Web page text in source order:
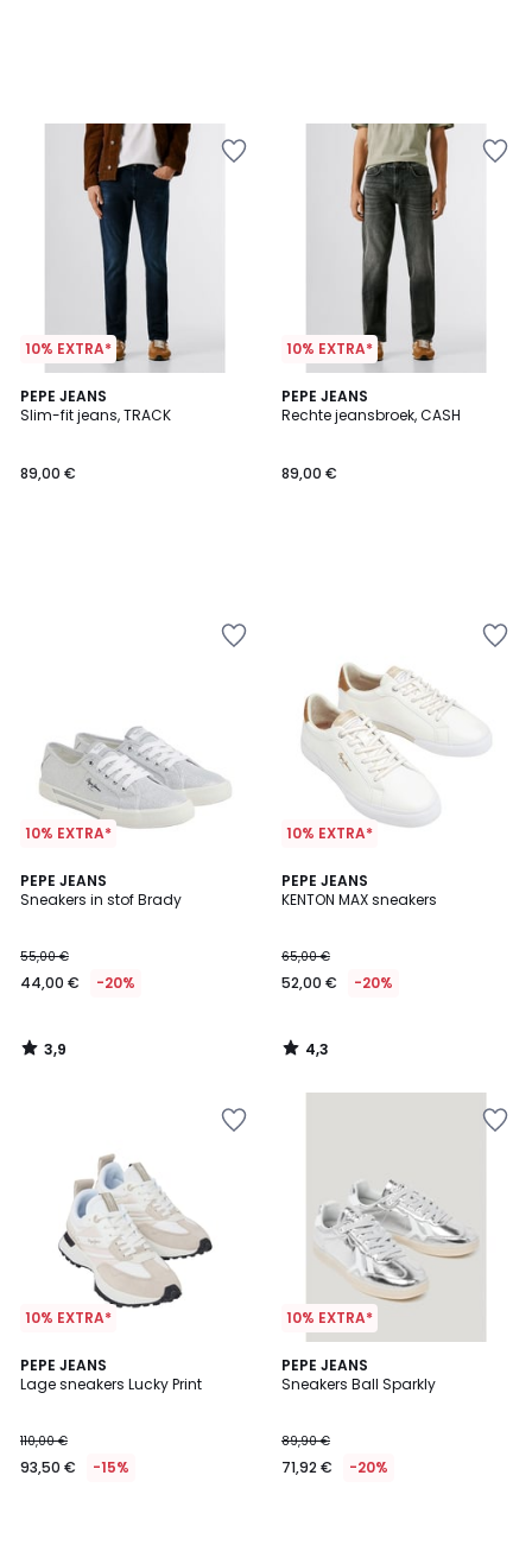
10% EXTRA*
PEPE JEANS
Slim-fit jeans, TRACK
89,00 €
10% EXTRA*
PEPE JEANS
Rechte jeansbroek, CASH
89,00 €
10% EXTRA*
PEPE JEANS
Sneakers in stof Brady
55,00 €
44,00 € -20%
3,9
/ 5
3,9
/
10% EXTRA*
PEPE JEANS
KENTON MAX sneakers
65,00 €
52,00 € -20%
4,3
/ 5
4,3
/
10% EXTRA*
PEPE JEANS
Lage sneakers Lucky Print
110,00 €
93,50 € -15%
10% EXTRA*
PEPE JEANS
Sneakers Ball Sparkly
89,90 €
71,92 € -20%